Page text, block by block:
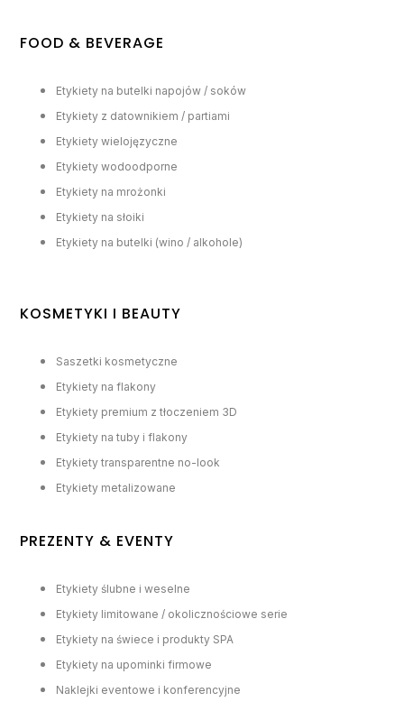
FOOD & BEVERAGE
Etykiety na butelki napojów / soków
Etykiety z datownikiem / partiami
Etykiety wielojęzyczne
Etykiety wodoodporne
Etykiety na mrożonki
Etykiety na słoiki
Etykiety na butelki (wino / alkohole)
KOSMETYKI I BEAUTY
Saszetki kosmetyczne
Etykiety na flakony
Etykiety premium z tłoczeniem 3D
Etykiety na tuby i flakony
Etykiety transparentne no-look
Etykiety metalizowane
PREZENTY & EVENTY
Etykiety ślubne i weselne
Etykiety limitowane / okolicznościowe serie
Etykiety na świece i produkty SPA
Etykiety na upominki firmowe
Naklejki eventowe i konferencyjne